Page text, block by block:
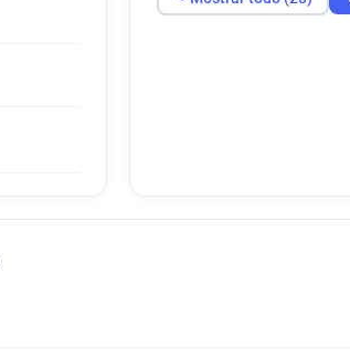
f********@disney.co.uk